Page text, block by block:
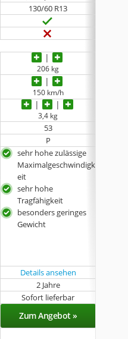
130/60 R13
206 kg
150 km/h
3,4 kg
53
P
sehr hohe zulässige
Maximalgeschwindigk
eit
sehr hohe
Tragfähigkeit
besonders geringes
Gewicht
Details ansehen
2 Jahre
Sofort lieferbar
Zum Angebot »